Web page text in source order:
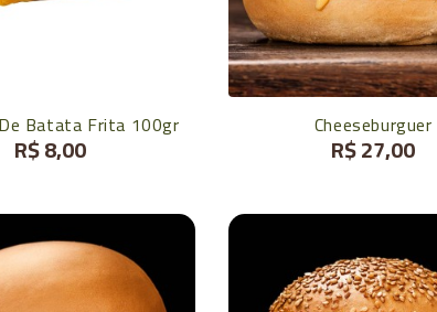
Batata Frita 100gr
R$ 8,00
Cheeseburguer
R$ 27,00